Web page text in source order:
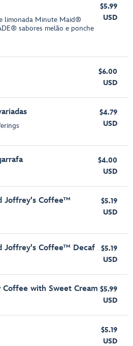
limonada Minute Maid®
sabores melão e ponche
$5.99
USD
$6.00
USD
$4.79
USD
$4.00
USD
Joffrey's Coffee™
$5.19
USD
Joffrey's Coffee™ Decaf
$5.19
USD
with Sweet Cream $5.99
USD
$5.19
USD